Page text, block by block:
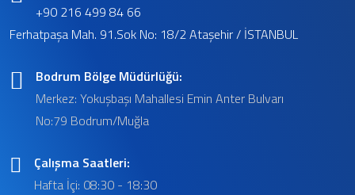
+90 216 499 84 66
Ferhatpaşa Mah. 91.Sok No: 18/2 Ataşehir / İSTANBUL
Bodrum Bölge Müdürlüğü:
Merkez: Yokuşbaşı Mahallesi Emin Anter Bulvarı
No:79 Bodrum/Muğla
Çalışma Saatleri:
Hafta İçi: 08:30 - 18:30